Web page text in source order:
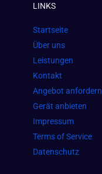
b
o
o
k
m
LINKS
Startseite
Über uns
Leistungen
Kontakt
Angebot anfordern
Gerät anbieten
Impressum
Terms of Service
Datenschutz